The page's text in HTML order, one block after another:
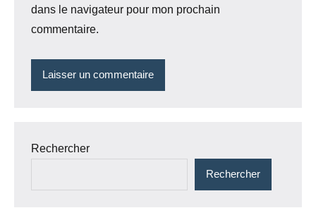
dans le navigateur pour mon prochain
commentaire.
Rechercher
Rechercher